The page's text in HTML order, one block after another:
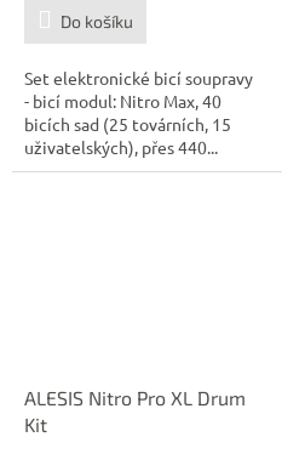
Do košíku
Set elektronické bicí soupravy
- bicí modul: Nitro Max, 40
bicích sad (25 továrních, 15
uživatelských), přes 440...
ALESIS Nitro Pro XL Drum
Kit